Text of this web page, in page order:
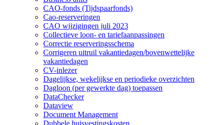
CAO-fonds (Tijdspaarfonds)
Cao-reserveringen
CAO wijzigingen juli 2023
Collectieve loon- en tariefaanpassingen
Correctie reserveringsschema
Corrigeren uitruil vakantiedagen/bovenwettelijke
vakantiedagen
CV-inlezer
Dagelijkse, wekelijkse en periodieke overzichten
Dagloon (per gewerkte dag) toepassen
DataChecker
Dataview
Document Management
Dubbele huisvestingskosten